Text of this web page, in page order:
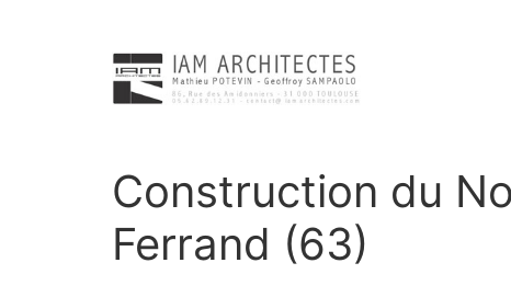
Construction du
Ferrand (63)